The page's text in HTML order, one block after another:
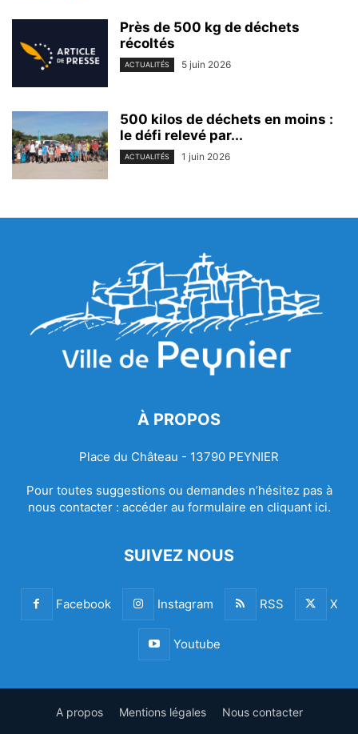
Près de 500 kg de déchets
récoltés
ACTUALITÉS 5 juin 2026
500 kilos de déchets en moins :
le défi relevé par...
ACTUALITÉS 1 juin 2026
À PROPOS
Place du Château - 13790 PEYNIER
Pour toutes suggestions ou demandes n’hésitez pas à
nous contacter : accéder au formulaire en cliquant ici.
SUIVEZ NOUS
Facebook Instagram RSS X
Youtube
A propos Mentions légales Nous contacter